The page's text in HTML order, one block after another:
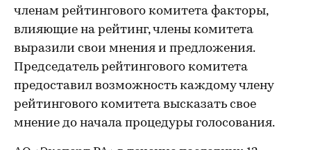
членам рейтингового комитета факторы,
влияющие на рейтинг, члены комитета
выразили свои мнения и предложения.
Председатель рейтингового комитета
предоставил возможность каждому члену
рейтингового комитета высказать свое
мнение до начала процедуры голосования.